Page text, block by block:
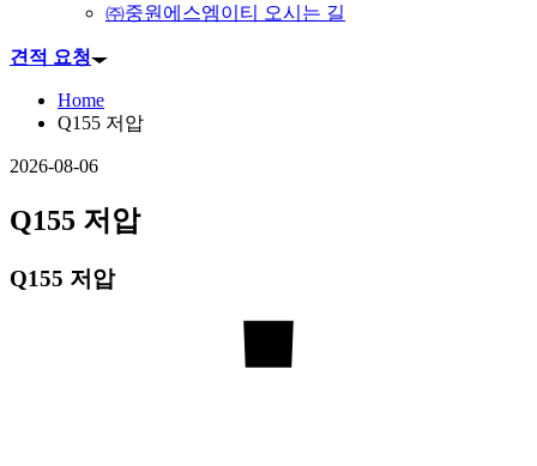
㈜중원에스엠이티 오시는 길
견적 요청
Home
Q155 저압
2026-08-06
Q155 저압
Q155 저압